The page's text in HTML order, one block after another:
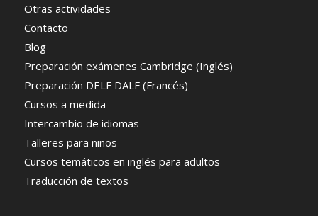
Otras actividades
Contacto
Blog
Preparación exámenes Cambridge (Inglés)
Preparación DELF DALF (Francés)
Cursos a medida
Intercambio de idiomas
Talleres para niños
Cursos temáticos en inglés para adultos
Traducción de textos